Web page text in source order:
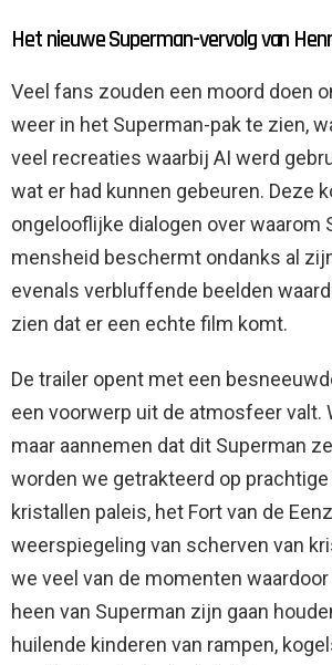
Het nieuwe Superman-vervolg van
Veel fans zouden een moord doen
weer in het Superman-pak te zien,
veel recreaties waarbij AI werd
wat er had kunnen gebeuren. Deze
ongelooflijke dialogen over waarom
mensheid beschermt ondanks al
evenals verbluffende beelden
zien dat er een echte film komt.
De trailer opent met een
een voorwerp uit de atmosfeer valt.
maar aannemen dat dit Superman
worden we getrakteerd op
kristallen paleis, het Fort van de
weerspiegeling van scherven van
we veel van de momenten
heen van Superman zijn gaan
huilende kinderen van rampen,